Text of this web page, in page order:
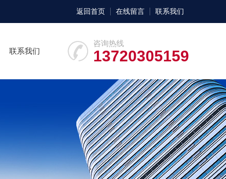
返回首页 在线留言 联系我们
咨询热线
13720305159
联系我们